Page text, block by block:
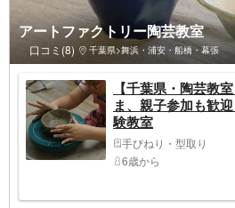
アートファクトリー陶芸教室
口コミ(8) 千葉県>舞浜・浦安・船橋・幕張
【千葉県・陶芸教
ま、親子参加も歓
験教室
手びねり・型取り
6歳から